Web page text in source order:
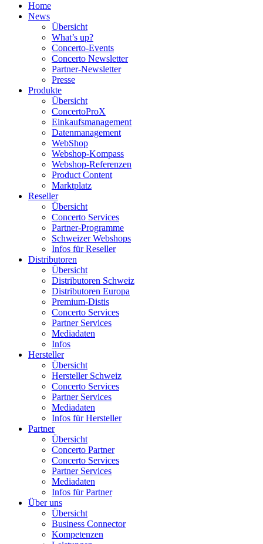
Home
News
Übersicht
What’s up?
Concerto-Events
Concerto Newsletter
Partner-Newsletter
Presse
Produkte
Übersicht
ConcertoProX
Einkaufsmanagement
Datenmanagement
WebShop
Webshop-Kompass
Webshop-Referenzen
Product Content
Marktplatz
Reseller
Übersicht
Concerto Services
Partner-Programme
Schweizer Webshops
Infos für Reseller
Distributoren
Übersicht
Distributoren Schweiz
Distributoren Europa
Premium-Distis
Concerto Services
Partner Services
Mediadaten
Infos
Hersteller
Übersicht
Hersteller Schweiz
Concerto Services
Partner Services
Mediadaten
Infos für Hersteller
Partner
Übersicht
Concerto Partner
Concerto Services
Partner Services
Mediadaten
Infos für Partner
Über uns
Übersicht
Business Connector
Kompetenzen